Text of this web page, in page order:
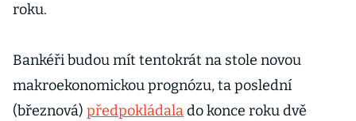
roku.
Bankéři budou mít tentokrát na stole novou
makroekonomickou prognózu, ta poslední
(březnová) předpokládalado konce roku dvě